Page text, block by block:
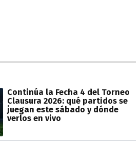
Continúa la Fecha 4 del Torneo
Clausura 2026: qué partidos se
juegan este sábado y dónde
verlos en vivo